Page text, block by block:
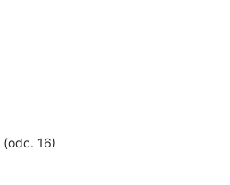
(odc. 16)